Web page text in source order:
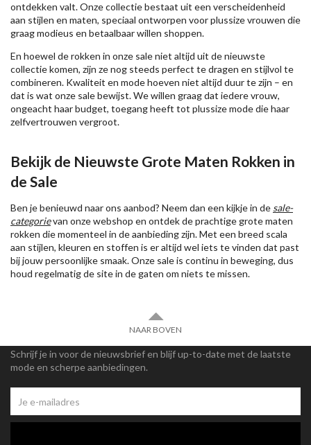
ontdekken valt. Onze collectie bestaat uit een verscheidenheid
aan stijlen en maten, speciaal ontworpen voor plussize vrouwen die
graag modieus en betaalbaar willen shoppen.
En hoewel de rokken in onze sale niet altijd uit de nieuwste
collectie komen, zijn ze nog steeds perfect te dragen en stijlvol te
combineren. Kwaliteit en mode hoeven niet altijd duur te zijn – en
dat is wat onze sale bewijst. We willen graag dat iedere vrouw,
ongeacht haar budget, toegang heeft tot plussize mode die haar
zelfvertrouwen vergroot.
Bekijk de Nieuwste Grote Maten Rokken in
de Sale
Ben je benieuwd naar ons aanbod? Neem dan een kijkje in de sale-
categorievan onze webshop en ontdek de prachtige grote maten
rokken die momenteel in de aanbieding zijn. Met een breed scala
aan stijlen, kleuren en stoffen is er altijd wel iets te vinden dat past
bij jouw persoonlijke smaak. Onze sale is continu in beweging, dus
houd regelmatig de site in de gaten om niets te missen.
NAAR BOVEN
Schrijf je in voor de nieuwsbrief en blijf up-to-date met de laatste
mode en scherpe aanbiedingen.